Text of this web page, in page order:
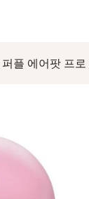
플 에어팟 프로